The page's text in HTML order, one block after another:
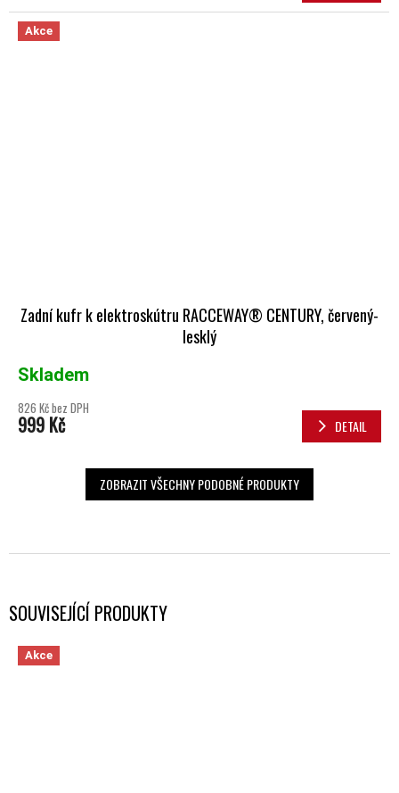
SOUVISEJÍCÍ PRODUKTY
Akce
Akce
Zadní kufr k elektroskútru RACCEWAY® CENTURY, červený-
lesklý
Skladem
826 Kč bez DPH
999 Kč DETAIL
ZOBRAZIT VŠECHNY PODOBNÉ PRODUKTY